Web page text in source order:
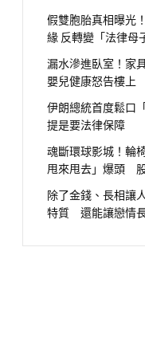
假雙胞胎真相曝光
緣 反轉變「法律母
漏水滲進臥室！家
嬰兒健康怒告樓上
伊朗總統首度鬆口
提是要法律保障
魂斷環球影城！輪
甩來甩去」爆頭
除了金錢、長相讓
特質 還能讓戀情